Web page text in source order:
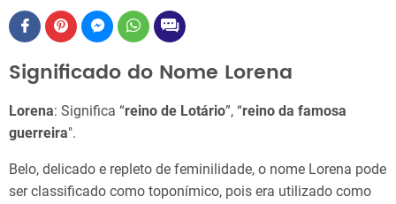
Significado do Nome Lorena
Lorena: Significa “reino de Lotário”, “reino da famosa
guerreira".
Belo, delicado e repleto de feminilidade, o nome Lorena pode
ser classificado como toponímico, pois era utilizado como